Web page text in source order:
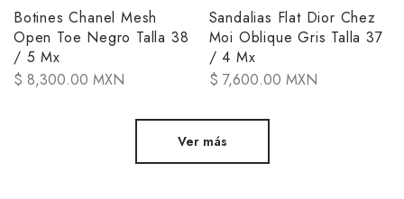
Botines Chanel Mesh
Open Toe Negro Talla 38
/ 5 Mx
$ 8,300.00 MXN
Sandalias Flat Dior Chez
Moi Oblique Gris Talla 37
/ 4 Mx
$ 7,600.00 MXN
Ver más